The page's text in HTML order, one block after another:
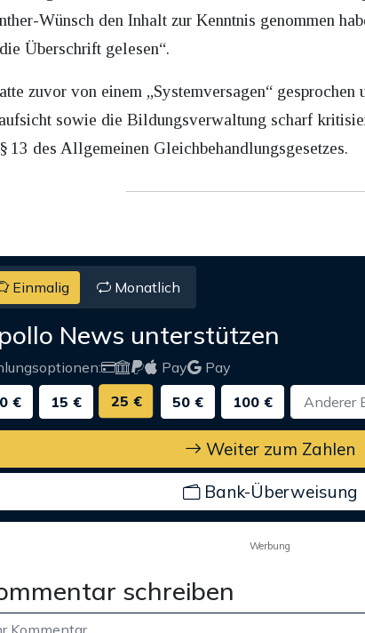
Wünsch den Inhalt zur Kenntnis genommen
Überschrift gelesen“.
zuvor von einem „Systemversagen“
sowie die Bildungsverwaltung scharf
13 des Allgemeinen Gleichbehandlungsgesetzes.
Einmalig Monatlich
News unterstützen
Pay
Pay
€
15 € 25 € 50 € 100 €
Weiter zum Zahlen
Bank-Überweisung
Werbung
schreiben